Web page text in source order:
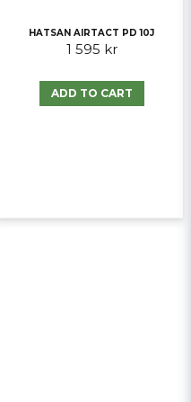
HATSAN AIRTACT PD 10J
1 595 kr
ADD TO CART